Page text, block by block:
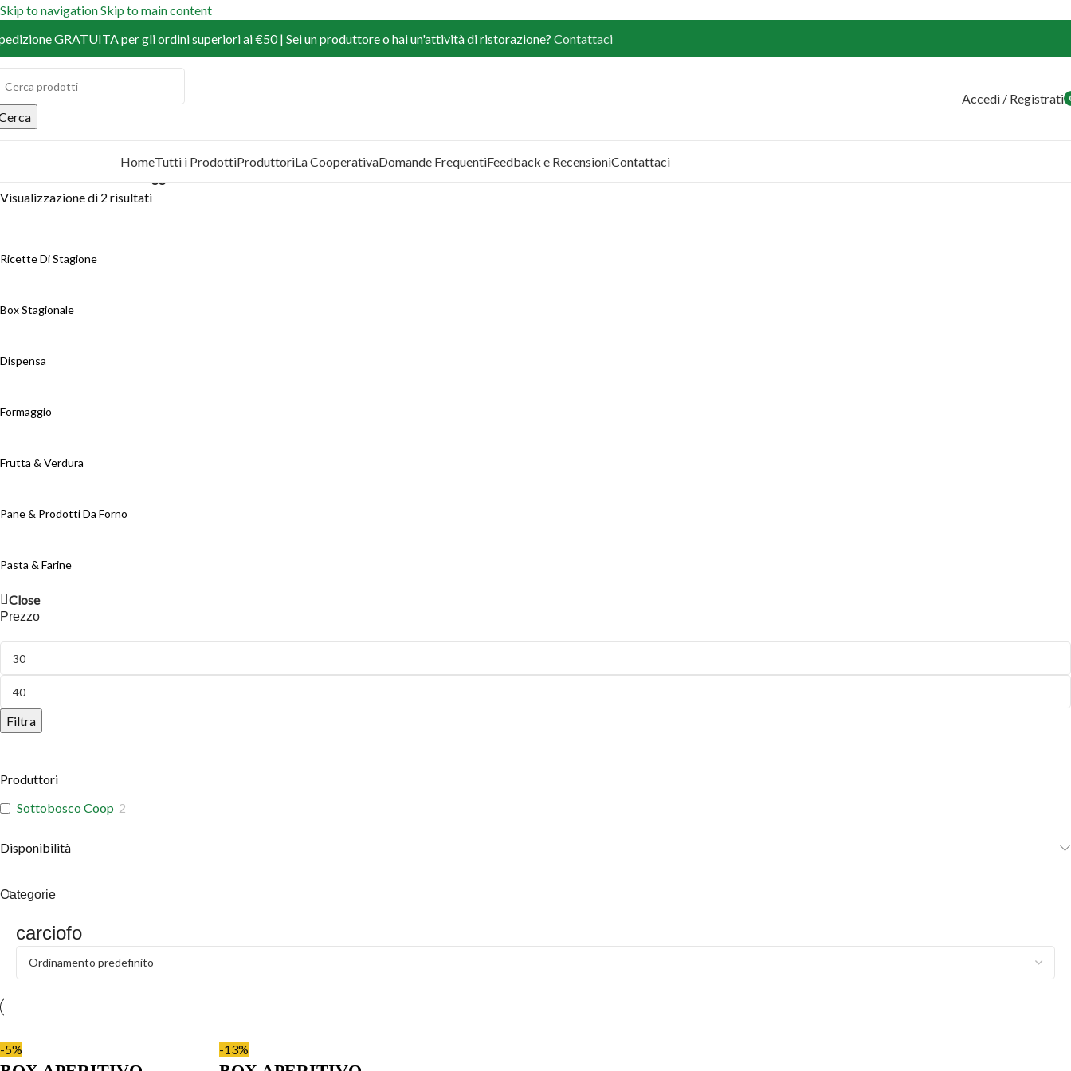
Skip to navigationSkip to main content
GRATUITA per gli ordini superiori ai €50 | Sei un produttore o hai un'attività di ristorazione? Contattaci
Accedi / Registrati
HomeTutti i ProdottiProduttoriLa CooperativaDomande FrequentiFeedback e RecensioniContattaci
Visualizzazione di 2 risultati
Ricette Di Stagione
Box Stagionale
Dispensa
Formaggio
Frutta & Verdura
Pane & Prodotti Da Forno
Pasta & Farine
Close
Prezzo
Filtra
Produttori
Sottobosco Coop 2
Disponibilità
Categorie
carciofo
-5% -13%